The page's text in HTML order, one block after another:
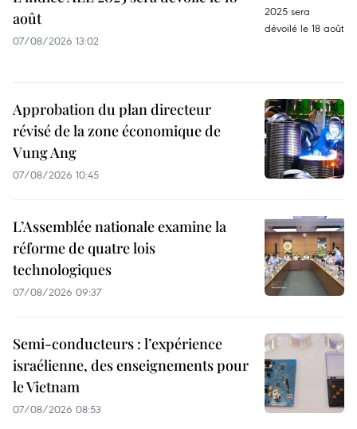
août
07/08/2026 13:02
Approbation du plan directeur
révisé de la zone économique de
Vung Ang
07/08/2026 10:45
L’Assemblée nationale examine la
réforme de quatre lois
technologiques
07/08/2026 09:37
Semi-conducteurs : l’expérience
israélienne, des enseignements pour
le Vietnam
07/08/2026 08:53